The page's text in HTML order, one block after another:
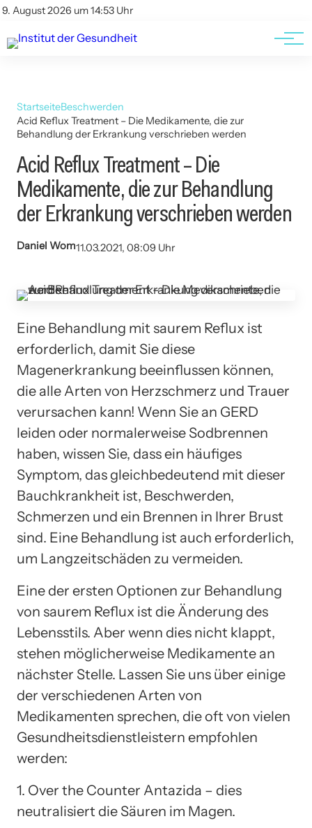
9. August 2026 um 14:53 Uhr
Kontakt
Kontakt
AGBs
StartseiteBeschwerden
Acid Reflux Treatment – Die Medikamente, die zur
Behandlung der Erkrankung verschrieben werden
Acid Reflux Treatment – Die
Medikamente, die zur Behandlung
der Erkrankung verschrieben werden
Daniel Wom11.03.2021, 08:09 Uhr
Eine Behandlung mit saurem Reflux ist
erforderlich, damit Sie diese
Magenerkrankung beeinflussen können,
die alle Arten von Herzschmerz und Trauer
verursachen kann! Wenn Sie an GERD
leiden oder normalerweise Sodbrennen
haben, wissen Sie, dass ein häufiges
Symptom, das gleichbedeutend mit dieser
Bauchkrankheit ist, Beschwerden,
Schmerzen und ein Brennen in Ihrer Brust
sind. Eine Behandlung ist auch erforderlich,
um Langzeitschäden zu vermeiden.
Eine der ersten Optionen zur Behandlung
von saurem Reflux ist die Änderung des
Lebensstils. Aber wenn dies nicht klappt,
stehen möglicherweise Medikamente an
nächster Stelle. Lassen Sie uns über einige
der verschiedenen Arten von
Medikamenten sprechen, die oft von vielen
Gesundheitsdienstleistern empfohlen
werden:
1. Over the Counter Antazida – dies
neutralisiert die Säuren im Magen.